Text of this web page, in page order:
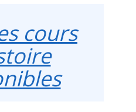
cours